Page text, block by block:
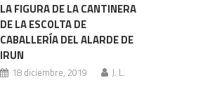
LA FIGURA DE LA CANTINERA
DE LA ESCOLTA DE
CABALLERÍA DEL ALARDE DE
IRUN
18 diciembre, 2019 J. L.